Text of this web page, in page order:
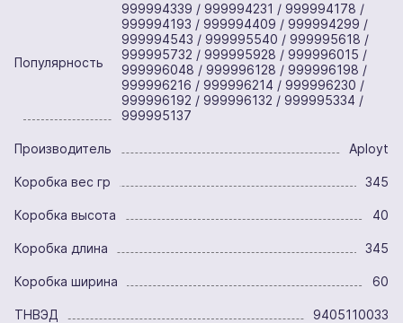
Популярность
999994339 / 999994231 / 999994178 /
999994193 / 999994409 / 999994299 /
999994543 / 999995540 / 999995618 /
999995732 / 999995928 / 999996015 /
999996048 / 999996128 / 999996198 /
999996216 / 999996214 / 999996230 /
999996192 / 999996132 / 999995334 /
999995137
Производитель Aployt
Коробка вес гр 345
Коробка высота 40
Коробка длина 345
Коробка ширина 60
ТНВЭД 9405110033